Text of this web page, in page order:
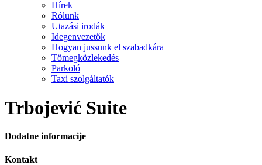
Hírek
Rólunk
Utazási irodák
Idegenvezetők
Hogyan jussunk el szabadkára
Tömegközlekedés
Parkoló
Taxi szolgáltatók
Trbojević Suite
Dodatne informacije
Kontakt